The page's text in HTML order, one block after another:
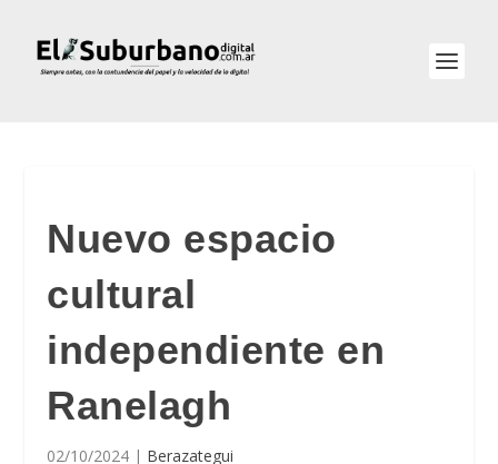
Nuevo espacio
cultural
independiente en
Ranelagh
02/10/2024 | Berazategui